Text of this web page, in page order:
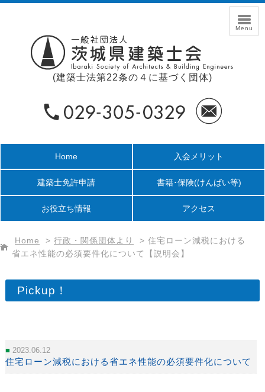
(建築士法第22条の４に基づく団体)
Home 入会メリット
建築士免許申請 書籍･保険(けんばい等)
お役立ち情報 アクセス
Home > 行政・関係団体より > 住宅ローン減税における
省エネ性能の必須要件化について【説明会】
Pickup！
2023.06.12
住宅ローン減税における省エネ性能の必須要件化について【